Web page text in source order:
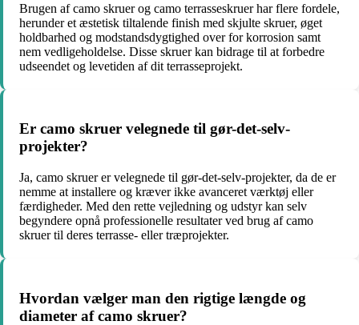
Brugen af camo skruer og camo terrasseskruer har flere fordele,
herunder et æstetisk tiltalende finish med skjulte skruer, øget
holdbarhed og modstandsdygtighed over for korrosion samt
nem vedligeholdelse. Disse skruer kan bidrage til at forbedre
udseendet og levetiden af dit terrasseprojekt.
Er camo skruer velegnede til gør-det-selv-
projekter?
Ja, camo skruer er velegnede til gør-det-selv-projekter, da de er
nemme at installere og kræver ikke avanceret værktøj eller
færdigheder. Med den rette vejledning og udstyr kan selv
begyndere opnå professionelle resultater ved brug af camo
skruer til deres terrasse- eller træprojekter.
Hvordan vælger man den rigtige længde og
diameter af camo skruer?